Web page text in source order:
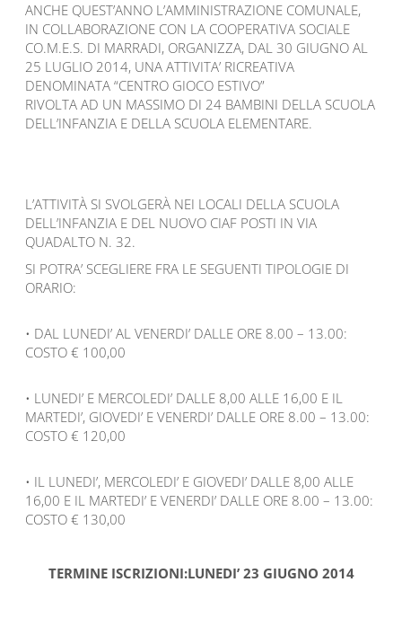
ANCHE QUEST’ANNO L’AMMINISTRAZIONE COMUNALE,
IN COLLABORAZIONE CON LA COOPERATIVA SOCIALE
CO.M.E.S. DI MARRADI, ORGANIZZA, DAL 30 GIUGNO AL
25 LUGLIO 2014, UNA ATTIVITA’ RICREATIVA
DENOMINATA “CENTRO GIOCO ESTIVO”
RIVOLTA AD UN MASSIMO DI 24 BAMBINI DELLA SCUOLA
DELL’INFANZIA E DELLA SCUOLA ELEMENTARE.
L’ATTIVITÀ SI SVOLGERÀ NEI LOCALI DELLA SCUOLA
DELL’INFANZIA E DEL NUOVO CIAF POSTI IN VIA
QUADALTO N. 32.
SI POTRA’ SCEGLIERE FRA LE SEGUENTI TIPOLOGIE DI
ORARIO:
• DAL LUNEDI’ AL VENERDI’ DALLE ORE 8.00 – 13.00:
COSTO € 100,00
• LUNEDI’ E MERCOLEDI’ DALLE 8,00 ALLE 16,00 E IL
MARTEDI’, GIOVEDI’ E VENERDI’ DALLE ORE 8.00 – 13.00:
COSTO € 120,00
• IL LUNEDI’, MERCOLEDI’ E GIOVEDI’ DALLE 8,00 ALLE
16,00 E IL MARTEDI’ E VENERDI’ DALLE ORE 8.00 – 13.00:
COSTO € 130,00
TERMINE ISCRIZIONI:LUNEDI’ 23 GIUGNO 2014